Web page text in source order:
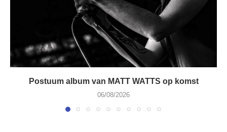
Postuum album van MATT WATTS op komst
06/08/2026